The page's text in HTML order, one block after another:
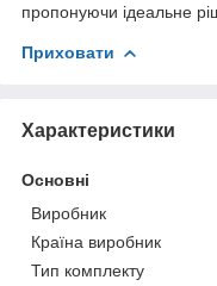
пропонуючи ідеальне
Приховати
Характеристики
Основні
Виробник
Країна виробник
Тип комплекту